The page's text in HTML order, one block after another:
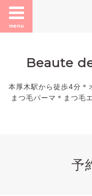
menu
Beaute
本厚木駅から徒歩4分＊
まつ毛パーマ＊まつ毛
予